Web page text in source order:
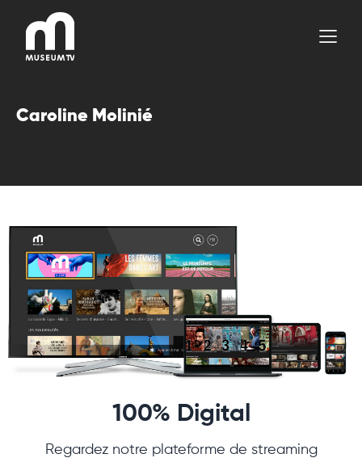
contenu
Caroline Molinié
100% Digital
Regardez notre plateforme de streaming